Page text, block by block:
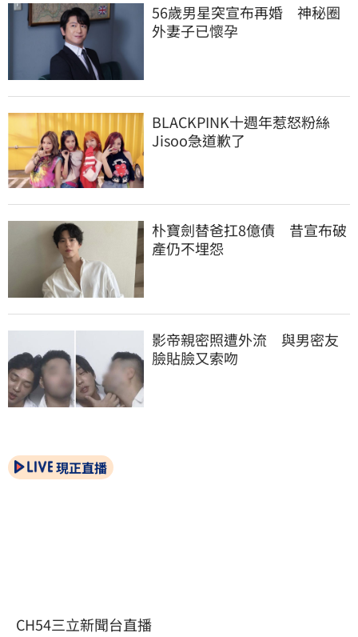
56歲男星突宣布再婚　神秘圈
外妻子已懷孕
BLACKPINK十週年惹怒粉絲
Jisoo急道歉了
朴寶劍替爸扛8億債　昔宣布破
產仍不埋怨
影帝親密照遭外流　與男密友
臉貼臉又索吻
現正直播
CH54三立新聞台直播